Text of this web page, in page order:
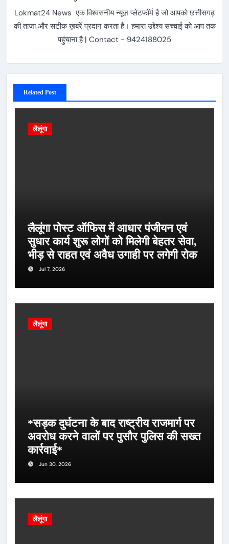
Lokmat24 News एक विश्वसनीय न्यूज़ प्लेटफॉर्म है जो आपको छत्तीसगढ़
की ताज़ा और सटीक ख़बरें प्रदान करता है। हमारा उद्देश्य सच्चाई को आप तक
पहुंचाना है | Contact - 9424188025
Related Post
लैलूंगा
लैलूंगा पोस्ट ऑफिस में आधार पंजीयन एवं
सुधार कार्य शुरू लोगों को मिलेगी बेहतर सेवा,
भीड़ से राहत एवं अवैध उगाही पर लगेगी रोक
Jul 7, 2026
लैलूंगा
*सड़क दुर्घटना के बाद राष्ट्रीय राजमार्ग पर
अवरोध करने वालों पर पुसौर पुलिस की सख्त
कार्रवाई*
Jun 30, 2026
लैलूंगा